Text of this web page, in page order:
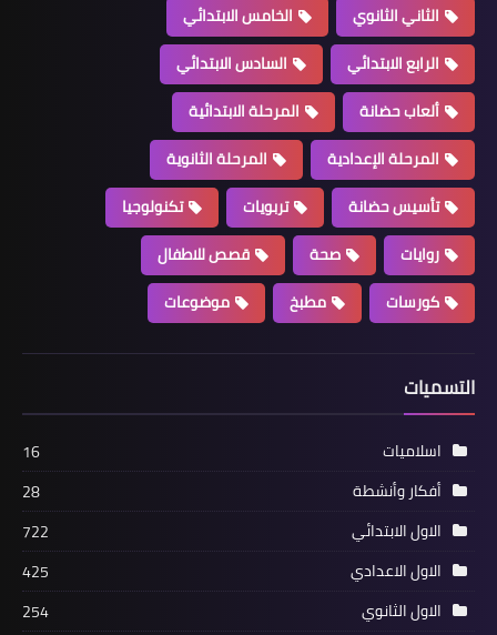
الثاني الثانوي
الخامس الابتدائي
الرابع الابتدائي
السادس الابتدائي
ألعاب حضانة
المرحلة الابتدائية
المرحلة الإعدادية
المرحلة الثانوية
تأسيس حضانة
تربويات
تكنولوجيا
روايات
صحة
قصص للاطفال
كورسات
مطبخ موضوعات
التسميات
اسلاميات
16
أفكار وأنشطة
28
الاول الابتدائي
722
الاول الاعدادي
425
الاول الثانوي
254